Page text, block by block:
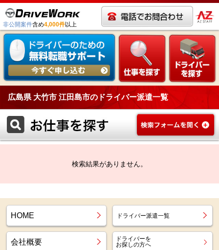
非公開案件含め4,000件以上
広島県 大竹市 江田島市のドライバー派遣一覧
検索結果がありません。
HOME ドライバー派遣一覧
会社概要
ドライバーを
お探しの方へ